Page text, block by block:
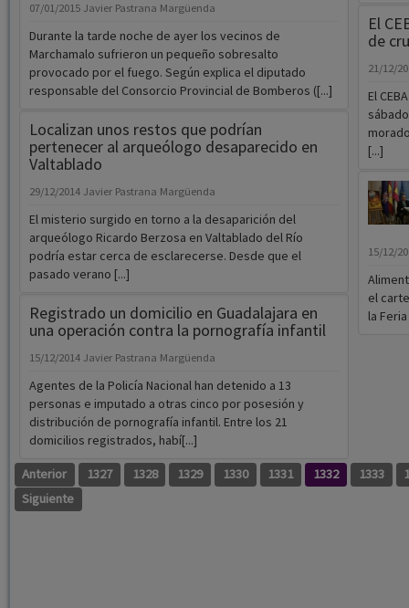
07/01/2015 Javier Pastrana Margüenda
Durante la tarde noche de ayer los vecinos de
Marchamalo sufrieron un pequeño sobresalto
provocado por el fuego. Según explica el diputado
responsable del Consorcio Provincial de Bomberos ([...]
Localizan unos restos que podrían
pertenecer al arqueólogo desaparecido en
Valtablado
29/12/2014 Javier Pastrana Margüenda
El misterio surgido en torno a la desaparición del
arqueólogo Ricardo Berzosa en Valtablado del Río
podría estar cerca de esclarecerse. Desde que el
pasado verano [...]
Registrado un domicilio en Guadalajara en
una operación contra la pornografía infantil
15/12/2014 Javier Pastrana Margüenda
Agentes de la Policía Nacional han detenido a 13
personas e imputado a otras cinco por posesión y
distribución de pornografía infantil. Entre los 21
domicilios registrados, habí[...]
El
de
21/12/
El
[...]
15/12/
el
la
Anterior 1327 1328 1329 1330 1331 1332 1333
Siguiente